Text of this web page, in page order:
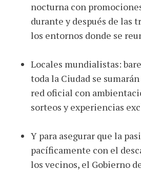
nocturna con
durante y después de las
los entornos donde se
Locales mundialistas:
toda la Ciudad se
red oficial con
sorteos y experiencias
Y para asegurar que la
pacíficamente con el
los vecinos, el Gobierno